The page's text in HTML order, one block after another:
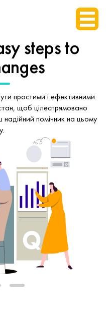
stepsto
простими і ефективними.
щоб цілеспрямовано
помічник на цьому